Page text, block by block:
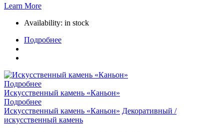
Learn More
Availability: in stock
Подробнее
Подробнее
Искусственный камень «Каньон»
Подробнее
Искусственный камень «Каньон» Декоративный /
искусственный камень